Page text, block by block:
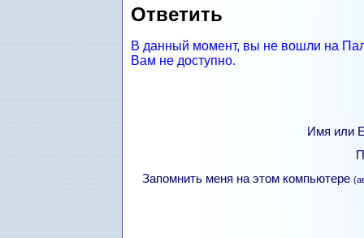
Ответить
В данный момент, вы не вошли на
Вам не доступно.
Имя или
Запомнить меня на этом компьютере